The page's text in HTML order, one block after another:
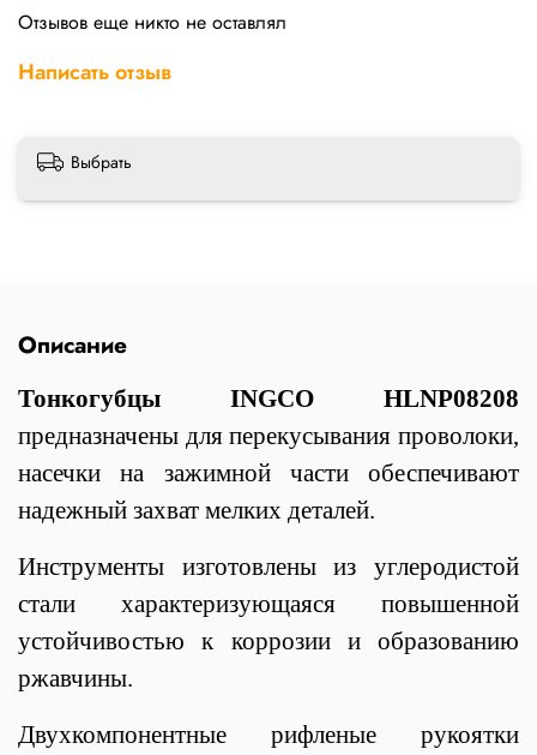
Отзывов еще никто не оставлял
Написать отзыв
Выбрать
Описание
Тонкогубцы INGCO HLNP08208
предназначены для перекусывания проволоки,
насечки на зажимной части обеспечивают
надежный захват мелких деталей.
Инструменты изготовлены из углеродистой
стали характеризующаяся повышенной
устойчивостью к коррозии и образованию
ржавчины.
Двухкомпонентные рифленые рукоятки